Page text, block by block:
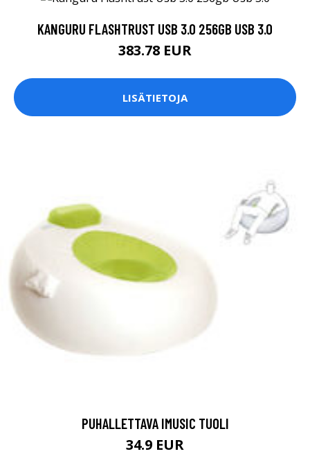
KANGURU FLASHTRUST USB 3.0 256GB USB 3.0
383.78 EUR
LISÄTIETOJA
PUHALLETTAVA IMUSIC TUOLI
34.9 EUR